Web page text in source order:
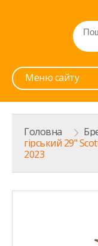
Меню сайту
Головна >
гірський 29"
2023